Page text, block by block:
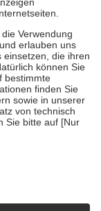
Gesundheit zu
unterstützen,
18. Lebensjahr
die von der
Bewertungen